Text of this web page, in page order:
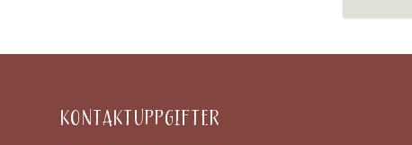
KONTAKTUPPGIFTER